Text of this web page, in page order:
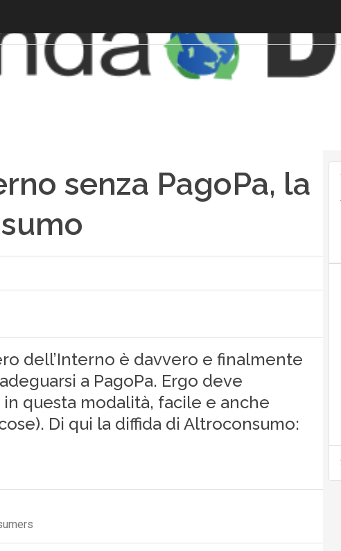
senza PagoPa, la
dell’Interno è davvero e finalmente
a PagoPa. Ergo deve
questa modalità, facile e anche
Di qui la diffida di Altroconsumo: